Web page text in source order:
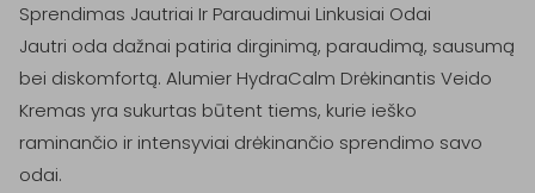
Sprendimas Jautriai Ir Paraudimui Linkusiai Odai
Jautri oda dažnai patiria dirginimą, paraudimą, sausumą
bei diskomfortą. Alumier HydraCalm Drėkinantis Veido
Kremas yra sukurtas būtent tiems, kurie ieško
raminančio ir intensyviai drėkinančio sprendimo savo
odai.